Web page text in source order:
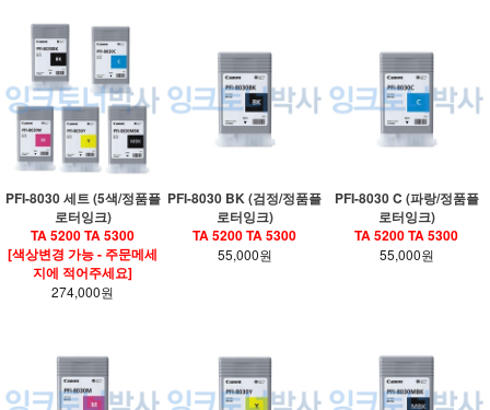
PFI-8030 세트 (5색/정품플
로터잉크)
TA 5200 TA 5300
[색상변경 가능 - 주문메세
지에 적어주세요]
274,000원
PFI-8030 BK (검정/정품플
로터잉크)
TA 5200 TA 5300
55,000원
PFI-8030 C (파랑/정품플
로터잉크)
TA 5200 TA 5300
55,000원